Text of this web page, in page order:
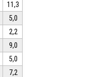
11,3
5,0
2,2
9,0
5,0
7,2